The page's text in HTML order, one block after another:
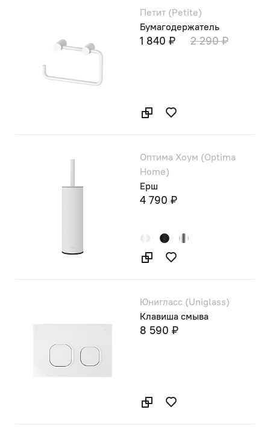
Петит (Petite)
Бумагодержатель
1 840 ₽ 2 290 ₽
Оптима Хоум (Optima
Home)
Ерш
4 790 ₽
Юнигласс (Uniglass)
Клавиша смыва
8 590 ₽